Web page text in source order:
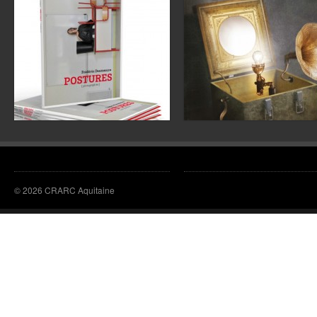
© 2026 CRARC Aquitaine